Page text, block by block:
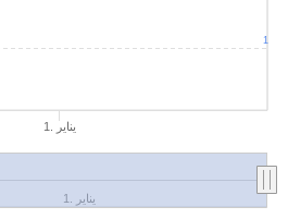
1. يناير
1. يناير
1